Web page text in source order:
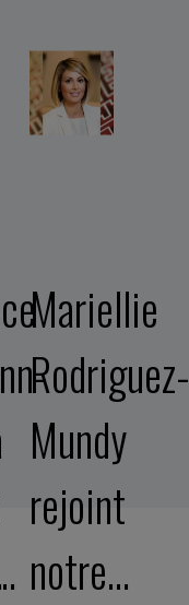
Mariellie
Mundy
rejoint
notre…